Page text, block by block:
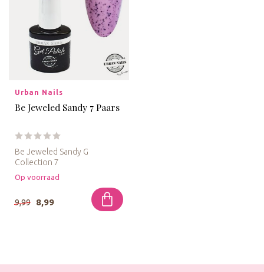
Urban Nails
Be Jeweled Sandy 7 Paars
Be Jeweled Sandy G
Collection 7
De Be Jeweled Gelpolish
Sandy Paars is van d...
Op voorraad
9,99 8,99